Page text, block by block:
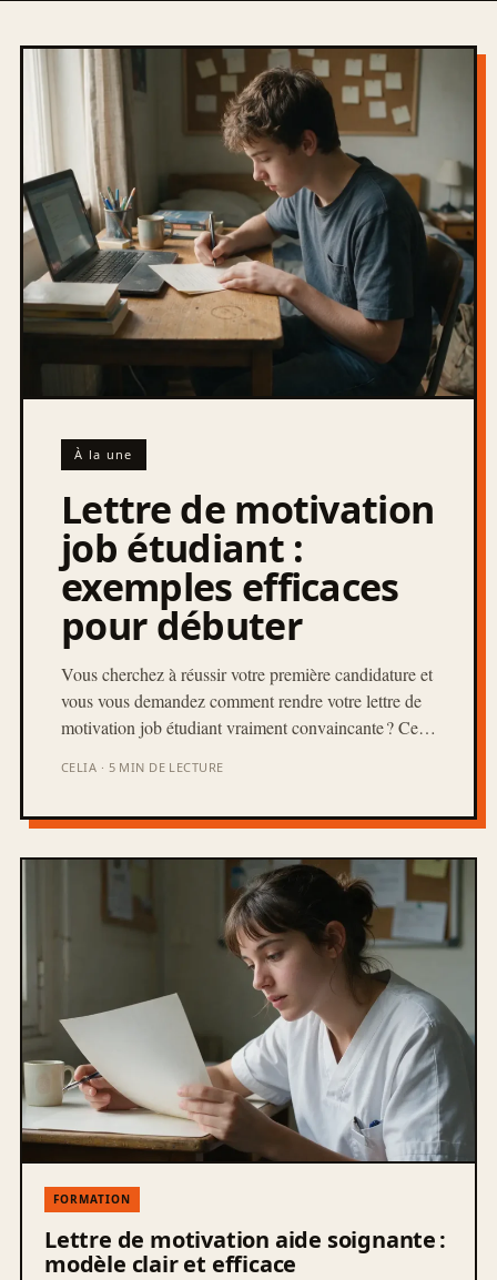
À la une
Lettre de motivation
job étudiant :
exemples efficaces
pour débuter
Vous cherchez à réussir votre première candidature et
vous vous demandez comment rendre votre lettre de
motivation job étudiant vraiment convaincante ? Ce…
CELIA · 5 MIN DE LECTURE
FORMATION
Lettre de motivation aide soignante :
modèle clair et efficace